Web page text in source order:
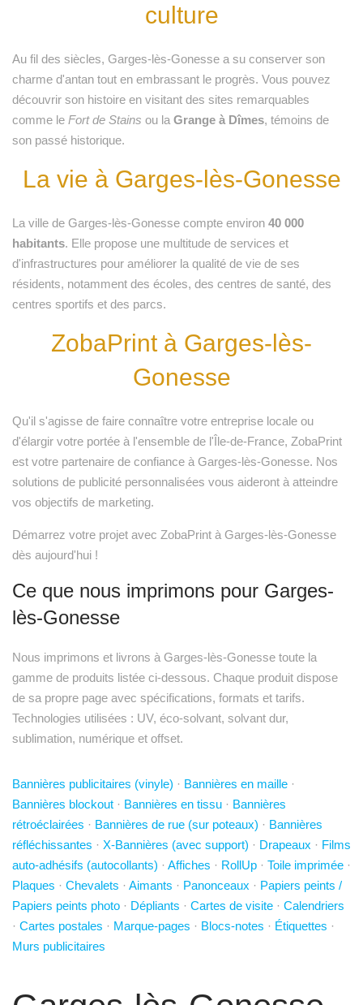
culture
Au fil des siècles, Garges-lès-Gonesse a su conserver son
charme d'antan tout en embrassant le progrès. Vous pouvez
découvrir son histoire en visitant des sites remarquables
comme le Fort de Stains ou la Grange à Dîmes, témoins de
son passé historique.
La vie à Garges-lès-Gonesse
La ville de Garges-lès-Gonesse compte environ 40 000
habitants. Elle propose une multitude de services et
d'infrastructures pour améliorer la qualité de vie de ses
résidents, notamment des écoles, des centres de santé, des
centres sportifs et des parcs.
ZobaPrint à Garges-lès-
Gonesse
Qu'il s'agisse de faire connaître votre entreprise locale ou
d'élargir votre portée à l'ensemble de l'Île-de-France, ZobaPrint
est votre partenaire de confiance à Garges-lès-Gonesse. Nos
solutions de publicité personnalisées vous aideront à atteindre
vos objectifs de marketing.
Démarrez votre projet avec ZobaPrint à Garges-lès-Gonesse
dès aujourd'hui !
Ce que nous imprimons pour Garges-
lès-Gonesse
Nous imprimons et livrons à Garges-lès-Gonesse toute la
gamme de produits listée ci-dessous. Chaque produit dispose
de sa propre page avec spécifications, formats et tarifs.
Technologies utilisées : UV, éco-solvant, solvant dur,
sublimation, numérique et offset.
Bannières publicitaires (vinyle) · Bannières en maille ·
Bannières blockout · Bannières en tissu · Bannières
rétroéclairées · Bannières de rue (sur poteaux) · Bannières
réfléchissantes · X-Bannières (avec support) · Drapeaux · Films
auto-adhésifs (autocollants) · Affiches · RollUp · Toile imprimée ·
Plaques · Chevalets · Aimants · Panonceaux · Papiers peints /
Papiers peints photo · Dépliants · Cartes de visite · Calendriers
· Cartes postales · Marque-pages · Blocs-notes · Étiquettes ·
Murs publicitaires